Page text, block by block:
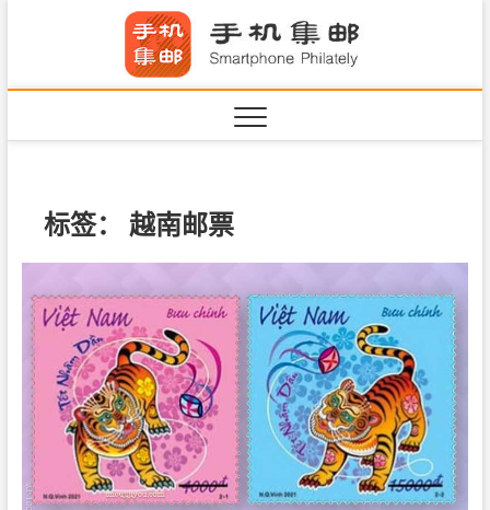
p
标签： 越南邮票